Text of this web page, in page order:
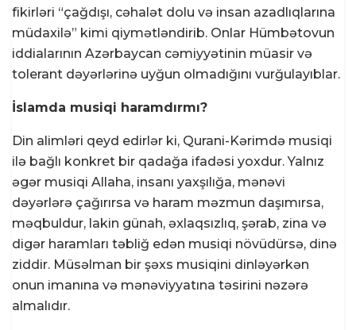
fikirləri “çağdışı, cəhalət dolu və insan azadlıqlarına
müdaxilə” kimi qiymətləndirib. Onlar Hümbətovun
iddialarının Azərbaycan cəmiyyətinin müasir və
tolerant dəyərlərinə uyğun olmadığını vurğulayıblar.
İslamda musiqi haramdırmı?
Din alimləri qeyd edirlər ki, Qurani-Kərimdə musiqi
ilə bağlı konkret bir qadağa ifadəsi yoxdur. Yalnız
əgər musiqi Allaha, insanı yaxşılığa, mənəvi
dəyərlərə çağırırsa və haram məzmun daşımırsa,
məqbuldur, lakin günah, əxlaqsızlıq, şərab, zina və
digər haramları təbliğ edən musiqi növüdürsə, dinə
ziddir. Müsəlman bir şəxs musiqini dinləyərkən
onun imanına və mənəviyyatına təsirini nəzərə
almalıdır.